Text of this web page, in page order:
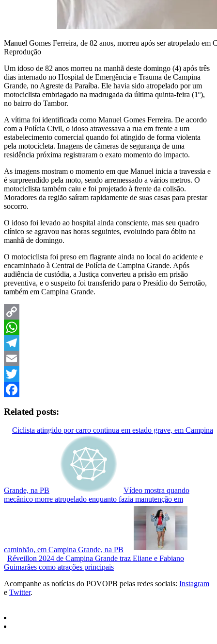
Manuel Gomes Ferreira, de 82 anos, morreu após ser atropelado
Reprodução
Um idoso de 82 anos morreu na manhã deste domingo (4) após três
dias internado no Hospital de Emergência e Trauma de Campina
Grande, no Agreste da Paraíba. Ele havia sido atropelado por um
motociclista embriagado na madrugada da última quinta-feira (1º),
no bairro do Tambor.
A vítima foi identificada como Manuel Gomes Ferreira. De acordo
com a Polícia Civil, o idoso atravessava a rua em frente a um
estabelecimento comercial quando foi atingido de forma violenta
pela motocicleta. Imagens de câmeras de segurança de uma
residência próxima registraram o exato momento do impacto.
As imagens mostram o momento em que Manuel inicia a travessia e
é surpreendido pela moto, sendo arremessado a vários metros. O
motociclista também caiu e foi projetado à frente da colisão.
Moradores da região saíram rapidamente de suas casas para prestar
socorro.
O idoso foi levado ao hospital ainda consciente, mas seu quadro
clínico se agravou nas horas seguintes, evoluindo para óbito na
manhã de domingo.
O motociclista foi preso em flagrante ainda no local do acidente e
encaminhado à Central de Polícia de Campina Grande. Após
audiência de custódia, a Justiça converteu a prisão em prisão
preventiva, e o suspeito foi transferido para o Presídio do Serrotão,
também em Campina Grande.
Copy
Link
WhatsApp
Telegram
Email
Twitter
Related posts:
Ciclista atingido por carro continua em estado grave, em Campina
Grande, na PB
Vídeo mostra quando
mecânico morre atropelado enquanto fazia manutenção em
caminhão, em Campina Grande, na PB
Réveillon 2024 de Campina Grande traz Eliane e Fabiano
Guimarães como atrações principais
Acompanhe as notícias do POVOPB pelas redes sociais: Instagram
e Twitter.